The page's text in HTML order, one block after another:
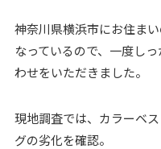
神奈川県横浜市にお住ま
なっているので、一度し
わせをいただきました。
現地調査では、カラーベ
グの劣化を確認。